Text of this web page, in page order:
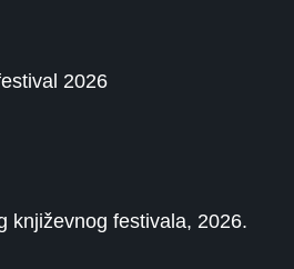
2026
književnog festivala, 2026.